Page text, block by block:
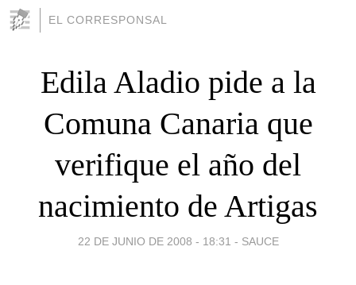
EL CORRESPONSAL
Edila Aladio pide a la
Comuna Canaria que
verifique el año del
nacimiento de Artigas
22 DE JUNIO DE 2008 - 18:31 - SAUCE